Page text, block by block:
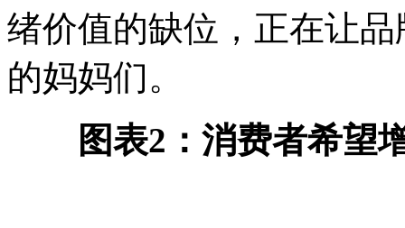
绪价值的缺位，正在让
的妈妈们。
图表2：消费者希望